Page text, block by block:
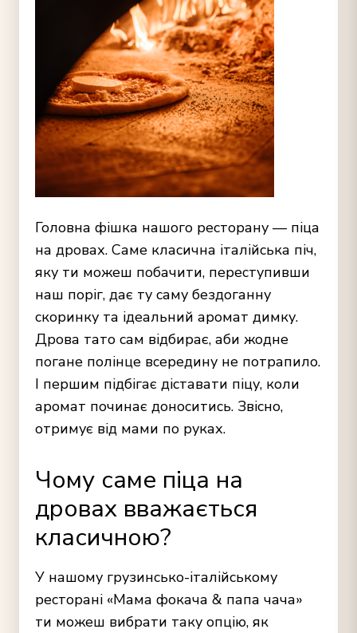
Головна фішка нашого ресторану — піца
на дровах. Саме класична італійська піч,
яку ти можеш побачити, переступивши
наш поріг, дає ту саму бездоганну
скоринку та ідеальний аромат димку.
Дрова тато сам відбирає, аби жодне
погане полінце всередину не потрапило.
І першим підбігає діставати піцу, коли
аромат починає доноситись. Звісно,
отримує від мами по руках.
Чому саме піца на
дровах вважається
класичною?
У нашому грузинсько-італійському
ресторані «Мама фокача & папа чача»
ти можеш вибрати таку опцію, як